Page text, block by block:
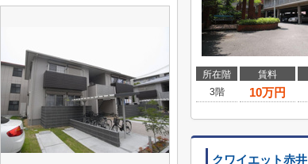
所在階 賃料
3階
10万円
クワイエット赤井